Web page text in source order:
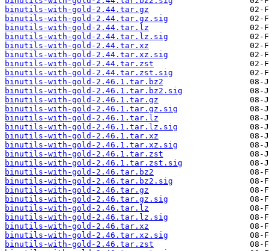
binutils-with-gold-2.44.tar.gz
binutils-with-gold-2.44.tar.gz.sig
binutils-with-gold-2.44.tar.lz
binutils-with-gold-2.44.tar.lz.sig
binutils-with-gold-2.44.tar.xz
binutils-with-gold-2.44.tar.xz.sig
binutils-with-gold-2.44.tar.zst
binutils-with-gold-2.44.tar.zst.sig
binutils-with-gold-2.46.1.tar.bz2
binutils-with-gold-2.46.1.tar.bz2.sig
binutils-with-gold-2.46.1.tar.gz
binutils-with-gold-2.46.1.tar.gz.sig
binutils-with-gold-2.46.1.tar.lz
binutils-with-gold-2.46.1.tar.lz.sig
binutils-with-gold-2.46.1.tar.xz
binutils-with-gold-2.46.1.tar.xz.sig
binutils-with-gold-2.46.1.tar.zst
binutils-with-gold-2.46.1.tar.zst.sig
binutils-with-gold-2.46.tar.bz2
binutils-with-gold-2.46.tar.bz2.sig
binutils-with-gold-2.46.tar.gz
binutils-with-gold-2.46.tar.gz.sig
binutils-with-gold-2.46.tar.lz
binutils-with-gold-2.46.tar.lz.sig
binutils-with-gold-2.46.tar.xz
binutils-with-gold-2.46.tar.xz.sig
binutils-with-gold-2.46.tar.zst